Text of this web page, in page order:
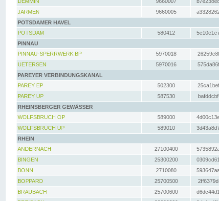
JARMEN
9660005
POTSDAMER HAVEL
POTSDAM
580412
PINNAU
PINNAU-SPERRWERK BP
5970018
UETERSEN
5970016
PAREYER VERBINDUNGSKANAL
PAREY EP
502300
PAREY UP
587530
RHEINSBERGER GEWÄSSER
WOLFSBRUCH OP
589000
WOLFSBRUCH UP
589010
RHEIN
ANDERNACH
27100400
BINGEN
25300200
BONN
2710080
BOPPARD
25700500
BRAUBACH
25700600